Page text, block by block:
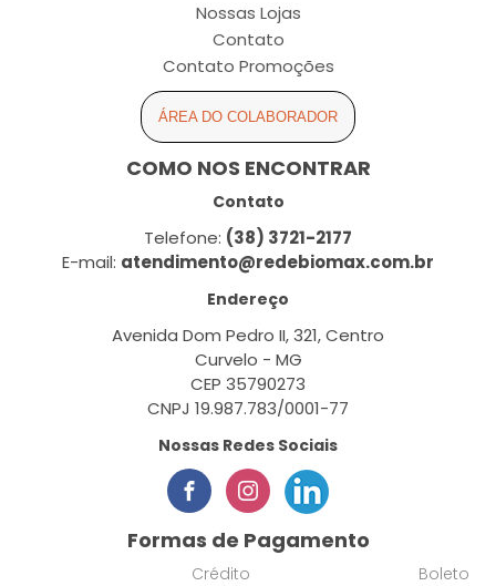
Nossas Lojas
Contato
Contato Promoções
ÁREA DO COLABORADOR
COMO NOS ENCONTRAR
Contato
Telefone: (38) 3721-2177
E-mail: atendimento@redebiomax.com.br
Endereço
Avenida Dom Pedro II, 321, Centro
Curvelo - MG
CEP 35790273
CNPJ 19.987.783/0001-77
Nossas Redes Sociais
Formas de Pagamento
Crédito Boleto